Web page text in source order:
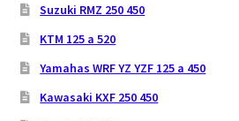
Suzuki RMZ 250 450
KTM 125 a 520
Yamahas WRF YZ YZF 125 a 450
Kawasaki KXF 250 450